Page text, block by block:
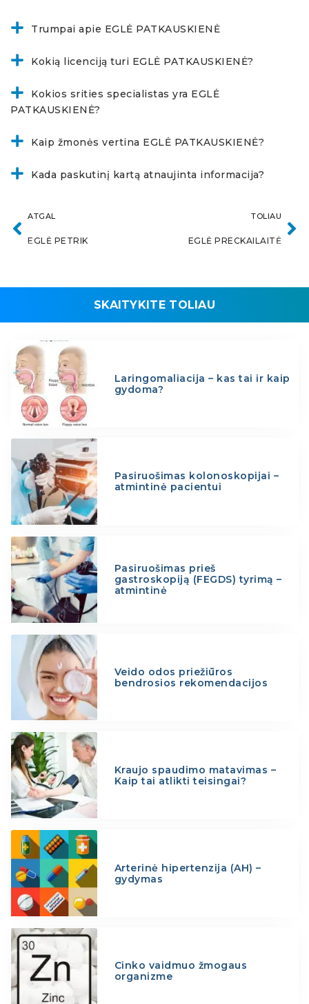
Trumpai apie EGLĖ PATKAUSKIENĖ
Kokią licenciją turi EGLĖ PATKAUSKIENĖ?
Kokios srities specialistas yra EGLĖ
PATKAUSKIENĖ?
Kaip žmonės vertina EGLĖ PATKAUSKIENĖ?
Kada paskutinį kartą atnaujinta informacija?
ATGAL
EGLĖ PETRIK
TOLIAU
EGLĖ PRECKAILAITĖ
SKAITYKITE TOLIAU
Laringomaliacija – kas tai ir kaip
gydoma?
Pasiruošimas kolonoskopijai –
atmintinė pacientui
Pasiruošimas prieš
gastroskopiją (FEGDS) tyrimą –
atmintinė
Veido odos priežiūros
bendrosios rekomendacijos
Kraujo spaudimo matavimas –
Kaip tai atlikti teisingai?
Arterinė hipertenzija (AH) –
gydymas
Cinko vaidmuo žmogaus
organizme